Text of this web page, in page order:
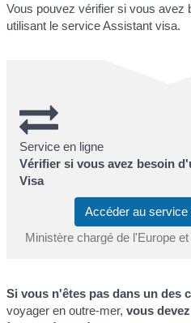
Vous pouvez vérifier si vous avez
utilisant le service Assistant visa.
Service en ligne
Vérifier si vous avez besoin
Visa
Accéder au
Ministère chargé de l'Europe
Si vous n'êtes pas dans un des
voyager en outre-mer,vous